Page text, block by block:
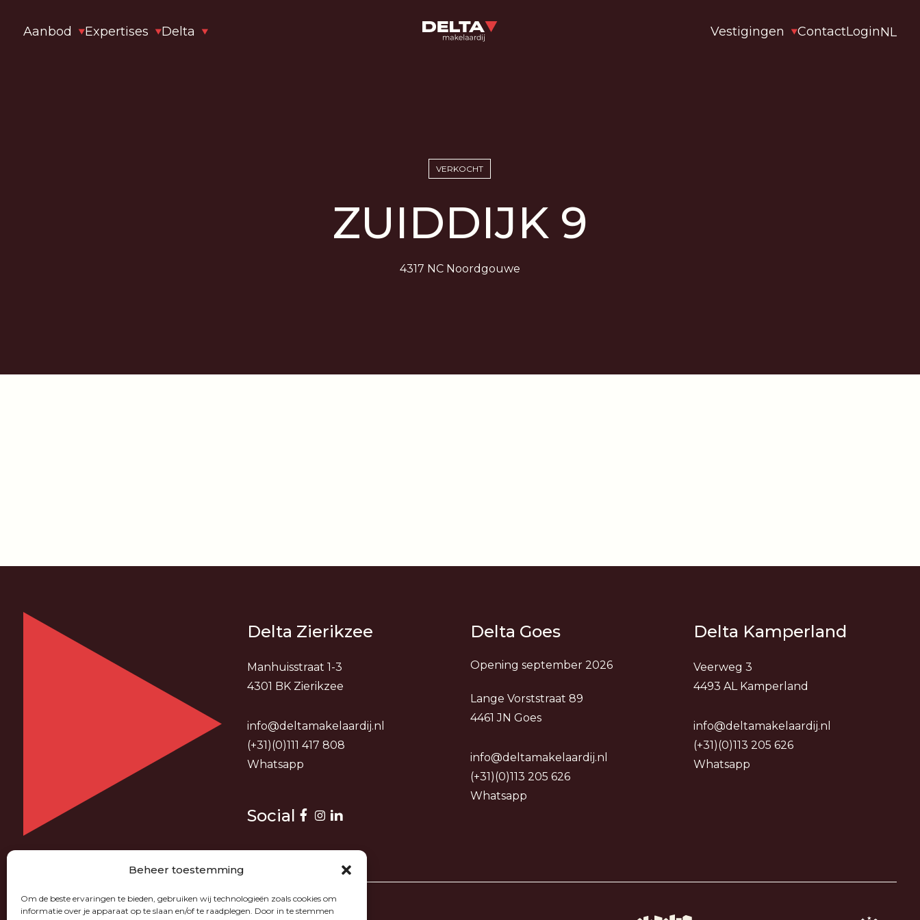
Beheer toestemming
Om de beste ervaringen te bieden, gebruiken wij technologieën zoals cookies om
informatie over je apparaat op te slaan en/of te raadplegen. Door in te stemmen
Aanbod Expertises Delta Vestigingen ContactLoginNL
VERKOCHT
ZUIDDIJK 9
4317 NC Noordgouwe
Delta Zierikzee
Manhuisstraat 1-3
4301 BK Zierikzee
info@deltamakelaardij.nl
(+31)(0)111 417 808
Whatsapp
Delta Goes
Opening september 2026
Lange Vorststraat 89
4461 JN Goes
info@deltamakelaardij.nl
(+31)(0)113 205 626
Whatsapp
Delta Kamperland
Veerweg 3
4493 AL Kamperland
info@deltamakelaardij.nl
(+31)(0)113 205 626
Whatsapp
Social